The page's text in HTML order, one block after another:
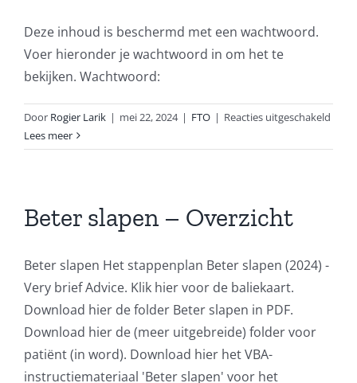
Deze inhoud is beschermd met een wachtwoord.
Voer hieronder je wachtwoord in om het te
bekijken. Wachtwoord:
Door Rogier Larik | mei 22, 2024 | FTO | Reacties uitgeschakeld
FTO
Lees meer
Beter slapen – Overzicht
Beter slapen Het stappenplan Beter slapen (2024) -
Very brief Advice. Klik hier voor de baliekaart.
Download hier de folder Beter slapen in PDF.
Download hier de (meer uitgebreide) folder voor
patiënt (in word). Download hier het VBA-
instructiemateriaal 'Beter slapen' voor het